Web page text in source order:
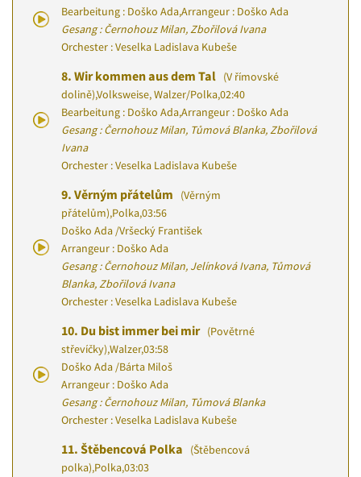
Bearbeitung : Doško Ada,Arrangeur : Doško Ada
Gesang : Černohouz Milan, Zbořilová Ivana
Orchester : Veselka Ladislava Kubeše
8. Wir kommen aus dem Tal (V římovské
dolině),Volksweise, Walzer/Polka,02:40
Bearbeitung : Doško Ada,Arrangeur : Doško Ada
Gesang : Černohouz Milan, Tůmová Blanka, Zbořilová
Ivana
Orchester : Veselka Ladislava Kubeše
9. Věrným přátelům
(Věrným
přátelům),Polka,03:56
Doško Ada /Vršecký František
Arrangeur : Doško Ada
Gesang : Černohouz Milan, Jelínková Ivana, Tůmová
Blanka, Zbořilová Ivana
Orchester : Veselka Ladislava Kubeše
10. Du bist immer bei mir (Povětrné
střevíčky),Walzer,03:58
Doško Ada /Bárta Miloš
Arrangeur : Doško Ada
Gesang : Černohouz Milan, Tůmová Blanka
Orchester : Veselka Ladislava Kubeše
11. Štěbencová Polka
(Štěbencová
polka),Polka,03:03